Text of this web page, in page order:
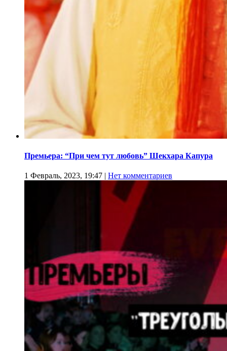
Премьера: “При чем тут любовь” Шекхара Капура
1 Февраль, 2023, 19:47 | Нет комментариев